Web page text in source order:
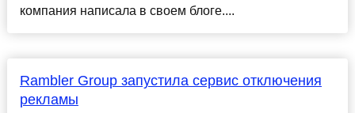
компания написала в своем блоге....
Rambler Group запустила сервис отключения
рекламы